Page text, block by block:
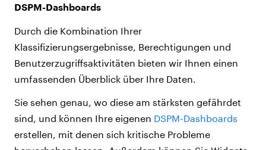
DSPM-Dashboards
Durch die Kombination Ihrer
Klassifizierungsergebnisse, Berechtigungen und
Benutzerzugriffsaktivitäten bieten wir Ihnen einen
umfassenden Überblick über Ihre Daten.
Sie sehen genau, wo diese am stärksten gefährdet
sind, und können Ihre eigenen DSPM-Dashboards
erstellen, mit denen sich kritische Probleme